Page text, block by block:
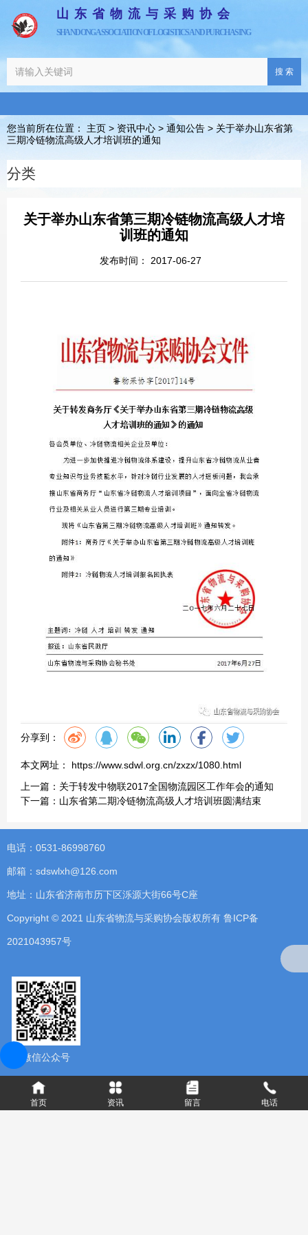
山东省物流与采购协会
SHANDONG ASSOCIATION OF LOGISTICS AND PURCHASING
搜 索
您当前所在位置： 主页 > 资讯中心 > 通知公告 > 关于举办山东省第
三期冷链物流高级人才培训班的通知
分类
关于举办山东省第三期冷链物流高级人才培
训班的通知
发布时间： 2017-06-27
分享到：
本文网址： https://www.sdwl.org.cn/zxzx/1080.html
上一篇： 关于转发中物联2017全国物流园区工作年会的通知
下一篇： 山东省第二期冷链物流高级人才培训班圆满结束
电话：0531-86998760
邮箱：sdswlxh@126.com
地址：山东省济南市历下区泺源大街66号C座
Copyright © 2021 山东省物流与采购协会版权所有 鲁ICP备
2021043957号
微信公众号
首页 资讯 留言 电话